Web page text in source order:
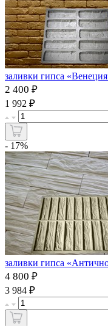
заливки гипса
2 400 ₽
1 992 ₽
- 17%
заливки гипса
4 800 ₽
3 984 ₽